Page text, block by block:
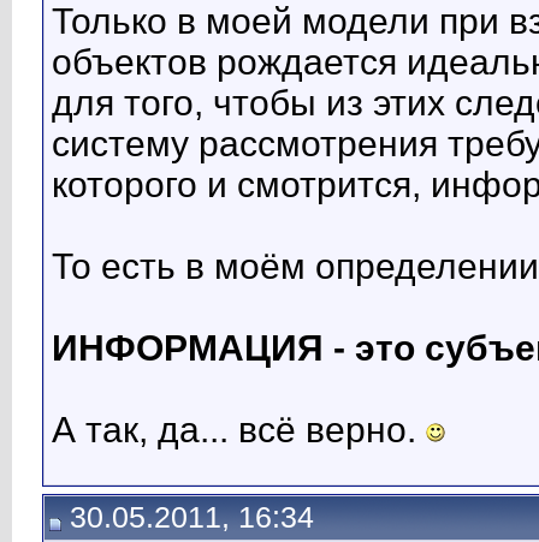
Только в моей модели при
объектов рождается
для того, чтобы из этих
систему рассмотрения
которого и смотрится,
То есть в моём
ИНФОРМАЦИЯ - это
А так, да... всё верно.
30.05.2011, 16:34